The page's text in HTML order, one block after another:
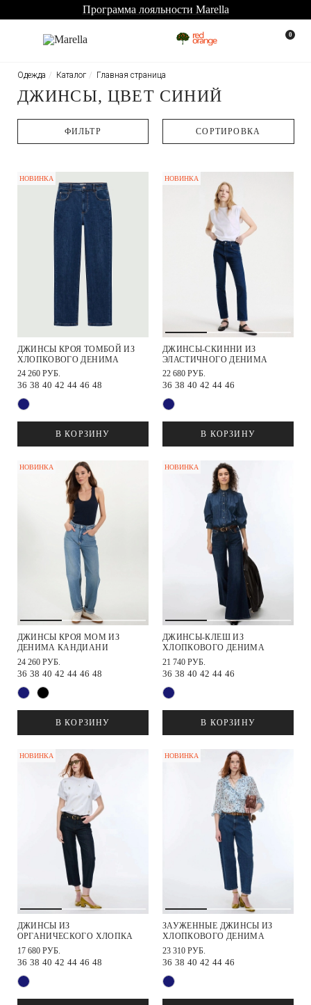
Программа лояльности Marella
0
Главная страница
Каталог
Одежда
ДЖИНСЫ, ЦВЕТ СИНИЙ
ФИЛЬТР CОРТИРОВКА
НОВИНКА
ДЖИНСЫ КРОЯ ТОМБОЙ ИЗ
ХЛОПКОВОГО ДЕНИМА
24 260 РУБ.
36 38 40 42 44 46 48
В КОРЗИНУ
НОВИНКА
ДЖИНСЫ-СКИННИ ИЗ
ЭЛАСТИЧНОГО ДЕНИМА
22 680 РУБ.
36 38 40 42 44 46
В КОРЗИНУ
НОВИНКА
ДЖИНСЫ КРОЯ МОМ ИЗ
ДЕНИМА КАНДИАНИ
24 260 РУБ.
36 38 40 42 44 46 48
В КОРЗИНУ
НОВИНКА
ДЖИНСЫ-КЛЕШ ИЗ
ХЛОПКОВОГО ДЕНИМА
21 740 РУБ.
36 38 40 42 44 46
В КОРЗИНУ
НОВИНКА
ДЖИНСЫ ИЗ
ОРГАНИЧЕСКОГО ХЛОПКА
17 680 РУБ.
36 38 40 42 44 46 48
НОВИНКА
ЗАУЖЕННЫЕ ДЖИНСЫ ИЗ
ХЛОПКОВОГО ДЕНИМА
23 310 РУБ.
36 38 40 42 44 46